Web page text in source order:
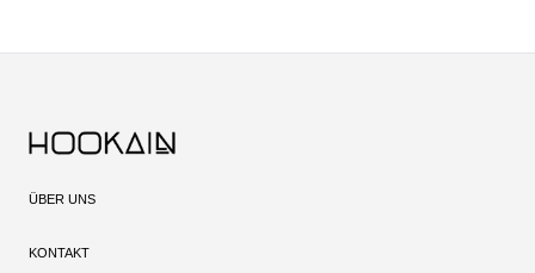
ÜBER UNS
KONTAKT